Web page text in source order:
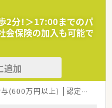
2分！＞17:00までのパ
会保険の加入も可能で
追加
(600万円以上) 認定薬剤師取得支援あり